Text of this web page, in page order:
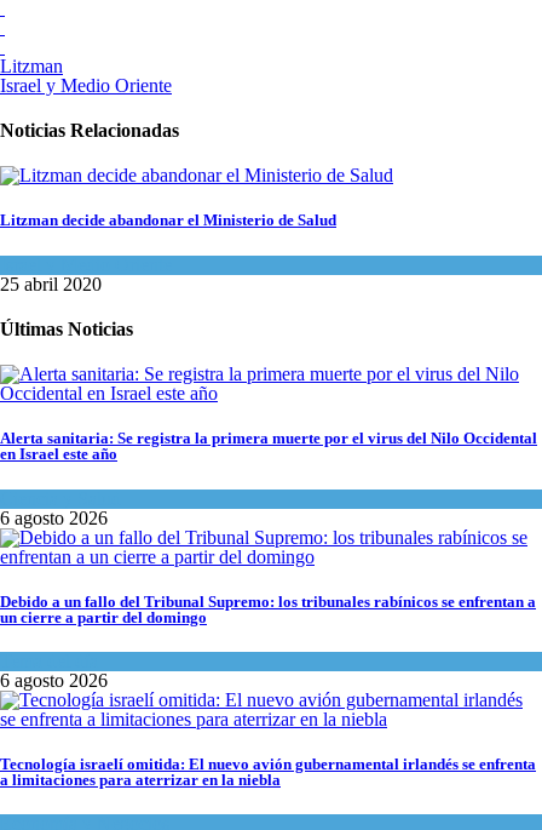
Litzman
Israel y Medio Oriente
Noticias Relacionadas
Litzman decide abandonar el Ministerio de Salud
25 abril 2020
Últimas Noticias
Alerta sanitaria: Se registra la primera muerte por el virus del Nilo Occidental
en Israel este año
6 agosto 2026
Debido a un fallo del Tribunal Supremo: los tribunales rabínicos se enfrentan a
un cierre a partir del domingo
6 agosto 2026
Tecnología israelí omitida: El nuevo avión gubernamental irlandés se enfrenta
a limitaciones para aterrizar en la niebla